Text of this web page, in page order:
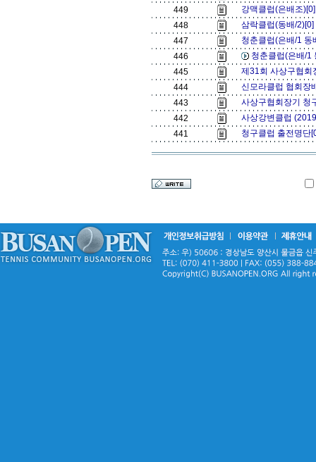
449
강맥클럽(은배조
448
삼락클럽(동배/
447
청춘클럽(은배/1
446
청춘클럽(은배/
445
제31회 사상구협
444
신모라클럽 협회장
443
사상구협회장기
442
사상강변클럽
441
청구클럽 출전명